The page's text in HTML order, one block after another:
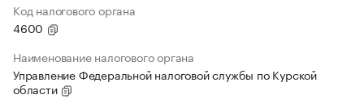
Код налогового органа
4600
Наименование налогового органа
Управление Федеральной налоговой службы по Курской
области